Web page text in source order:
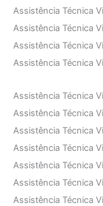
Assistência Técnica
Assistência Técnica
Assistência Técnica
Assistência Técnica
Assistência Técnica
Assistência Técnica
Assistência Técnica
Assistência Técnica
Assistência Técnica
Assistência Técnica
Assistência Técnica